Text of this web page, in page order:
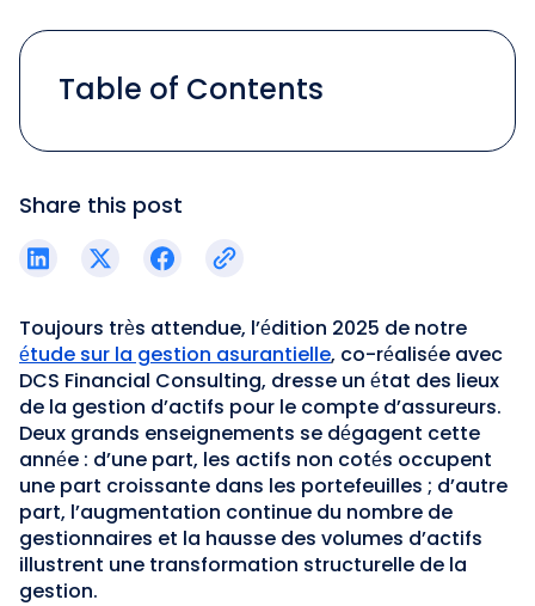
Toujours très attendue, l’édition 2025 de notre
étude sur la gestion asurantielle, co-réalisée avec
DCS Financial Consulting, dresse un état des lieux
de la gestion d’actifs pour le compte d’assureurs.
Deux grands enseignements se dégagent cette
année : d’une part, les actifs non cotés occupent
une part croissante dans les portefeuilles ; d’autre
part, l’augmentation continue du nombre de
gestionnaires et la hausse des volumes d’actifs
illustrent une transformation structurelle de la
gestion.
Table of Contents
Share this post